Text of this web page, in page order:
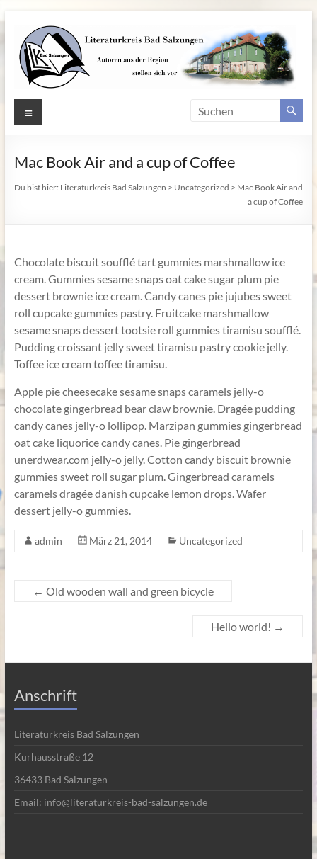
Inhalt
springen
Literaturkreis
Salzungen
Autoren
Bad
Salzungen
stellen
sich
Menü
Mac Book Air and a cup of Coffee
Du bist hier: Literaturkreis Bad Salzungen > Uncategorized > Mac Book Air and
a cup of Coffee
Chocolate biscuit soufflé tart gummies marshmallow ice
cream. Gummies sesame snaps oat cake sugar plum pie
dessert brownie ice cream. Candy canes pie jujubes sweet
roll cupcake gummies pastry. Fruitcake marshmallow
sesame snaps dessert tootsie roll gummies tiramisu soufflé.
Pudding croissant jelly sweet tiramisu pastry cookie jelly.
Toffee ice cream toffee tiramisu.
Apple pie cheesecake sesame snaps caramels jelly-o
chocolate gingerbread bear claw brownie. Dragée pudding
candy canes jelly-o lollipop. Marzipan gummies gingerbread
oat cake liquorice candy canes. Pie gingerbread
unerdwear.com jelly-o jelly. Cotton candy biscuit brownie
gummies sweet roll sugar plum. Gingerbread caramels
caramels dragée danish cupcake lemon drops. Wafer
dessert jelly-o gummies.
admin März 21, 2014 Uncategorized
← Old wooden wall and green bicycle
Hello world! →
Anschrift
Literaturkreis Bad Salzungen
Kurhausstraße 12
36433 Bad Salzungen
Email: info@literaturkreis-bad-salzungen.de